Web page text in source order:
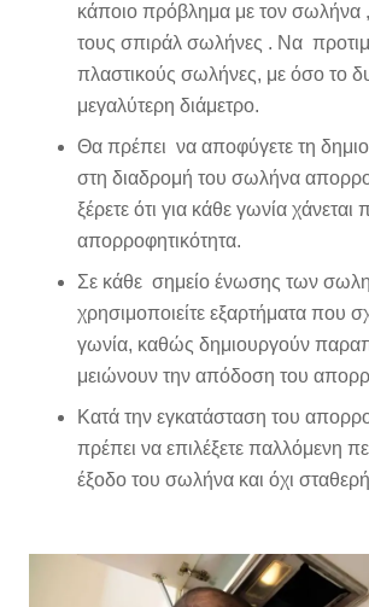
κάποιο πρόβλημα με τον σωλήνα
τους σπιράλ σωλήνες . Να
πλαστικούς σωλήνες, με όσο το
μεγαλύτερη διάμετρο.
Θα πρέπει να αποφύγετε τη
στη διαδρομή του σωλήνα
ξέρετε ότι για κάθε γωνία
απορροφητικότητα.
Σε κάθε σημείο ένωσης των
χρησιμοποιείτε εξαρτήματα που
γωνία, καθώς δημιουργούν
μειώνουν την απόδοση του
Κατά την εγκατάσταση του
πρέπει να επιλέξετε παλλόμενη
έξοδο του σωλήνα και όχι